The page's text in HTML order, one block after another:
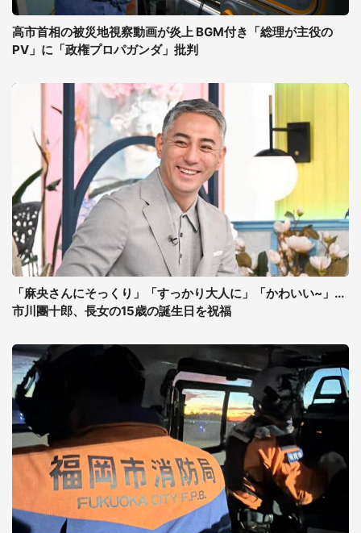
高市首相の被災地視察動画が炎上 BGM付き「総理が主役の
PV」に「政権プロパガンダ」批判
「麻央さんにそっくり」「すっかり大人に」「かわいい~」...
市川團十郎、長女の15歳の誕生日を祝福